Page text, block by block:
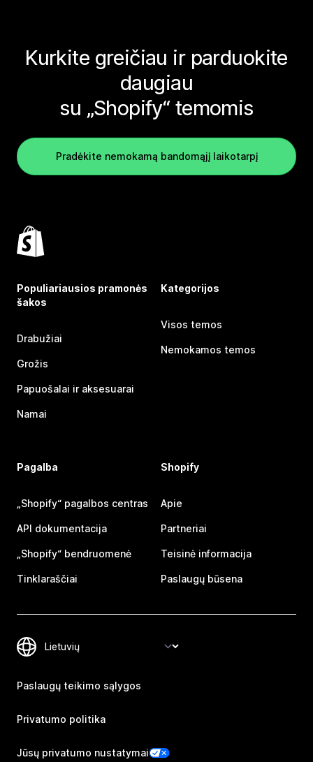
Kurkite greičiau ir parduokite
daugiau
su „Shopify“ temomis
Pradėkite nemokamą bandomąjį laikotarpį
Populiariausios pramonės
šakos
Drabužiai
Grožis
Papuošalai ir aksesuarai
Namai
Kategorijos
Visos temos
Nemokamos temos
Pagalba
„Shopify“ pagalbos centras
API dokumentacija
„Shopify“ bendruomenė
Tinklaraščiai
Shopify
Apie
Partneriai
Teisinė informacija
Paslaugų būsena
Paslaugų teikimo sąlygos
Privatumo politika
Jūsų privatumo nustatymai